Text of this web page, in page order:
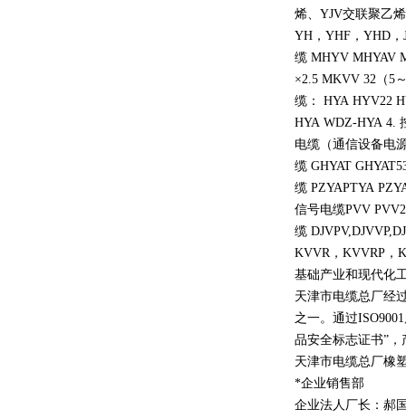
烯、YJV交联聚乙
YH，YHF，YHD
缆 MHYV MHYAV
×2.5 MKVV 32（5
缆： HYA HYV22
HYA WDZ-HYA 4.
电缆（通信设备电
缆 GHYAT
缆 PZYAPTYA
信号电缆PVV
缆
KVVR，KVVRP，
基础产业和现代化
天津市电缆总厂经
之一。通过
品安全标志证书”
天津市电缆总厂橡
*企业销售部
企业法人厂长：郝